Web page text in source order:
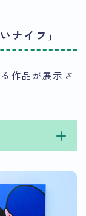
ナイフ」
作品が展示さ